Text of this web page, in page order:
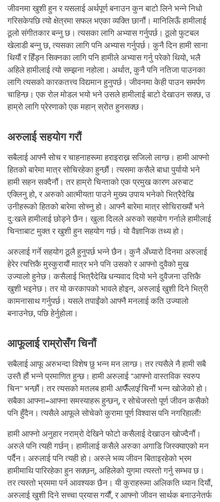
जीवनमा खुशी हुन र यसलाई अर्थपूर्ण बनाउन कुन बाटो लिने भन्ने निधो
गरिसकेपछि त्यो क्षेत्रमा सफल भएका व्यक्ति छानौं। मानिलिऊँ हामीलाई
ठूलो संगीतकार बन्नु छ। त्यसका लागि अभ्यास गर्नुपर्छ। ठूलो फुटबल
खेलाडी बन्नु छ,त्यसका लागि पनि अभ्यास गर्नुपर्छ। कुनै दिन हामी साना
थियौं र हिँड्न सिक्नका लागि पनि हामीले अभ्यास गर्नु परेको थियो, भलै
अहिले हामीलाई त्यो सम्झना नहोला। अर्थात,कुनै पनि नतिजा पाउनका
लागि त्यसको कारकतत्त्व विद्यमान हुनुपर्छ। जीवनमा केही पाउन समर्पण
चाहिन्छ। एक रोल मोडल भयो भने उसले हामीलाई बाटो देखाउन सक्छ,उ
हाम्रो लागि प्रेरणाको एक महान् स्रोत हुनसक्छ।
अरुलाई सहयोग गरौं
सबैलाई आफ्नै सोच र चाहनाहरूमा हराइराख्न सजिलो लाग्छ। हामी आफ्नो
हितको बारेमा मात्र सोचिरहेका हुन्छौं। त्यसमा कसैले बाधा पुर्यायो भने
हामी सहन सक्दैनौं। तर हाम्रो चिन्ताको एक प्रमुख कारण अरुबाट
एक्लिनु हो,र अरुको आत्मीयता पाउने मुख्य उपाय भनेको भित्रैदेखि
उनीहरूको हितको बारेमा सोच्नु हो। आफ्नै बारेमा मात्र सोचिराख्यौं भने
दुःखले हामीलाई छोड्ने छैन। खुला दिलले अरुको सहयोग गर्नाले हामीलाई
चिन्ताबाट मुक्त र खुशी हुन सहयोग गर्छ। यो वैज्ञानिक तथ्य हो।
अरुलाई गर्ने सहयोग ठूलै हुनुपर्छ भन्ने छैन। कुनै अँध्यारो दिनमा अरुलाई
हेरेर त्यत्तिकै मुस्कुरायौं मात्र भने पनि उसको र आफ्नो दुवैको मुख
उज्यालो हुनेछ। कसैलाई भित्रैदेखि धन्यवाद दियो भने दुवैजना उत्तिकै
खुशी भइनेछ। तर यो करकापको भावले होइन, अरुलाई खुशी दिने भित्री
कामनासाथ गर्नुपर्छ। यसले तपाईंको आफ्नै मनलाई कति उज्यालो
बनाउनेछ,पछि हेर्नुहोला।
आफूलाई राम्रोसँग चिनौं
सबैलाई आफू अरुभन्दा विशेष छु भन्न मन लाग्छ। तर त्यसैले नै हामी सबै
उस्तै हौं भन्ने प्रमाणित हुन्छ। हामी अरुलाई “आफ्नो वास्तविक स्वरुप
चिन” भन्छौं। तर त्यसको मतलब हामी आफैँलाईचिनौं भन्न खोजेको हो।
सबैका आफ्ना–आफ्ना समस्याहरू हुन्छन्,र सोचेजस्तो पूर्ण जीवन कसैको
पनि हुँदैन। त्यसैले आफूले सोचेको कुरामा पूर्ण विश्वास पनि नगरिहालौं!
हामी आफ्नो अनुहार नराम्रो देखिने फोटो कसैलाई देखाउन खोज्दैनौं।
अरुले पनि त्यही गर्छन्। हामीलाई कसैले अरुका अगाडि जिस्क्याएको मन
पर्दैन। अरुलाई पनि त्यही हो। अरुले भव्य जीवन बिताइरहेको भ्रम
हामीमाथि पारिरहेका हुन सक्छन्, अहिलेको युगमा त्यस्तो गर्नु सम्भव छ।
तर त्यस्तो भ्रममा पर्न आवश्यक छैन। यी कुराहरूमा अलिकति ध्यान दियौं,
अरुलाई खुशी दिने सच्चा प्रयास गर्यौं,र आफ्नो जीवन सार्थक बनाउनेतर्फ